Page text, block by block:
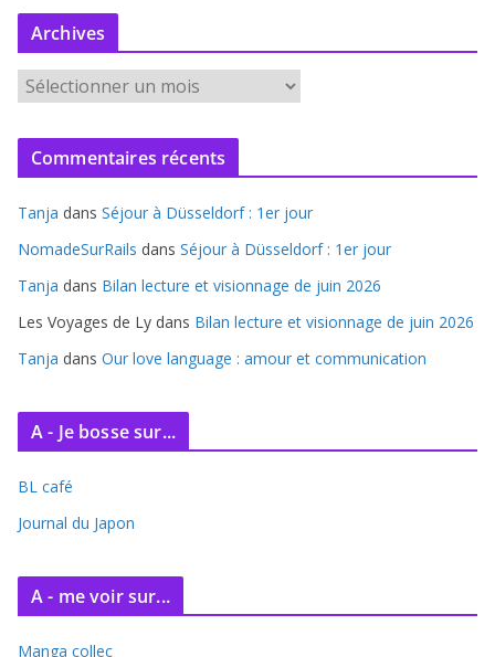
Archives
r
c
v
e
s
Commentaires récents
Tanja dans Séjour à Düsseldorf : 1er jour
NomadeSurRails dans Séjour à Düsseldorf : 1er jour
Tanja dans Bilan lecture et visionnage de juin 2026
Les Voyages de Ly dans Bilan lecture et visionnage de juin 2026
Tanja dans Our love language : amour et communication
A - Je bosse sur...
BL café
Journal du Japon
A - me voir sur...
Manga collec